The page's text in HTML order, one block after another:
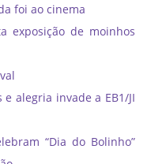
foi ao cinema
exposição de moinhos
alegria invade a EB1/JI
“Dia do Bolinho”